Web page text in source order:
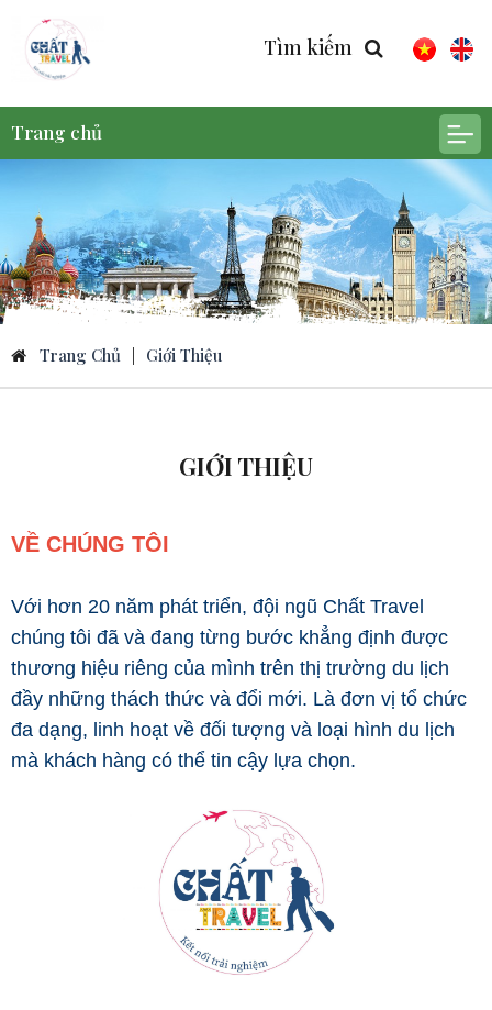
Tìm kiếm
Trang chủ
Trang Chủ Giới Thiệu
GIỚI THIỆU
VỀ CHÚNG TÔI
Với hơn 20 năm phát triển, đội ngũ Chất Travel
chúng tôi đã và đang từng bước khẳng định được
thương hiệu riêng của mình trên thị trường du lịch
đầy những thách thức và đổi mới. Là đơn vị tổ chức
đa dạng, linh hoạt về đối tượng và loại hình du lịch
mà khách hàng có thể tin cậy lựa chọn.